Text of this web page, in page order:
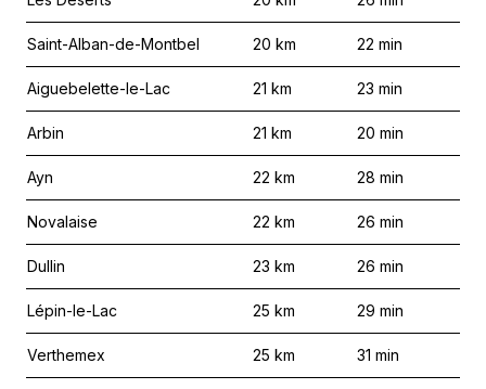
Saint-Alban-de-Montbel 20 km 22 min
Aiguebelette-le-Lac 21 km 23 min
Arbin 21 km 20 min
Ayn 22 km 28 min
Novalaise 22 km 26 min
Dullin 23 km 26 min
Lépin-le-Lac 25 km 29 min
Verthemex 25 km 31 min